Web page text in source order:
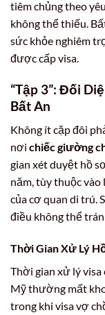
tiêm chủng theo
không thể thiếu.
sức khỏe nghiêm
được cấp visa.
“Tập 3”: Đối
Bất An
Không ít cặp đôi
nơi chiếc giường
gian xét duyệt hồ
năm, tùy thuộc vào
của cơ quan di trú.
điều không thể
Thời Gian Xử Lý
Thời gian xử lý visa
Mỹ thường mất
trong khi visa vợ